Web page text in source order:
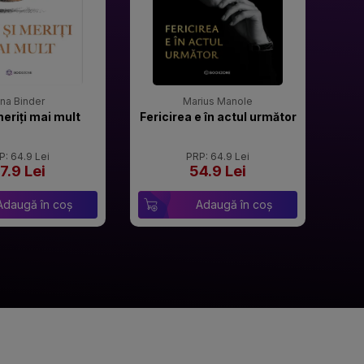
Binder
mai mult
64.9 Lei
Lei
în coș
Marius Manole
Fericirea e în actul următor
PRP: 64.9 Lei
54.9 Lei
Adaugă în coș